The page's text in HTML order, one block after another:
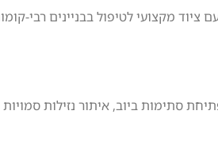
מקצועי לטיפול בבניינים רבי-
סתימות ביוב, איתור נזילות סמויות